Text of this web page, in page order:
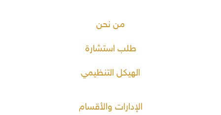
من نحن
طلب استشارة
الهيكل التنظيمي
الإدارات والأقسام